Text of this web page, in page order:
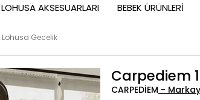
LOHUSA AKSESUARLARI BEBEK ÜRÜNLERI
Gecelik
Carpediem
CARPEDIEM